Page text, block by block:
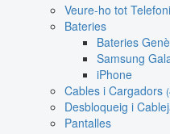
Veure-ho tot
Bateries
Bateries
Samsung
iPhone
Cables i Cargadors
Desbloqueig i
Pantalles